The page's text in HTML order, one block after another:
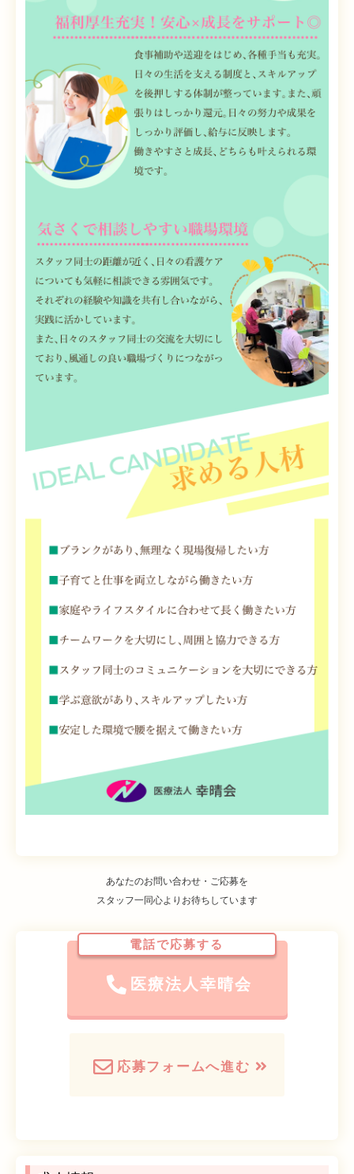
あなたのお問い合わせ・ご応募を
スタッフ一同心よりお待ちしています
電話で応募する
医療法人幸晴会
応募フォームへ進む